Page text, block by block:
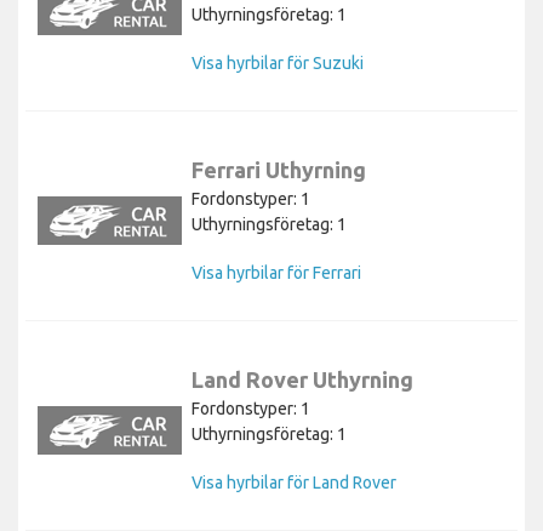
Uthyrningsföretag: 1
Visa hyrbilar för Suzuki
Ferrari Uthyrning
Fordonstyper: 1
Uthyrningsföretag: 1
Visa hyrbilar för Ferrari
Land Rover Uthyrning
Fordonstyper: 1
Uthyrningsföretag: 1
Visa hyrbilar för Land Rover